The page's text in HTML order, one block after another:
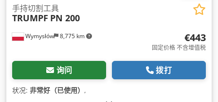
Wymysłów 8,775 km
手持切割工具
TRUMPF PN 200
€443
固定价格 不含增值税
询问 拨打
状况: 非常好（已使用） ,